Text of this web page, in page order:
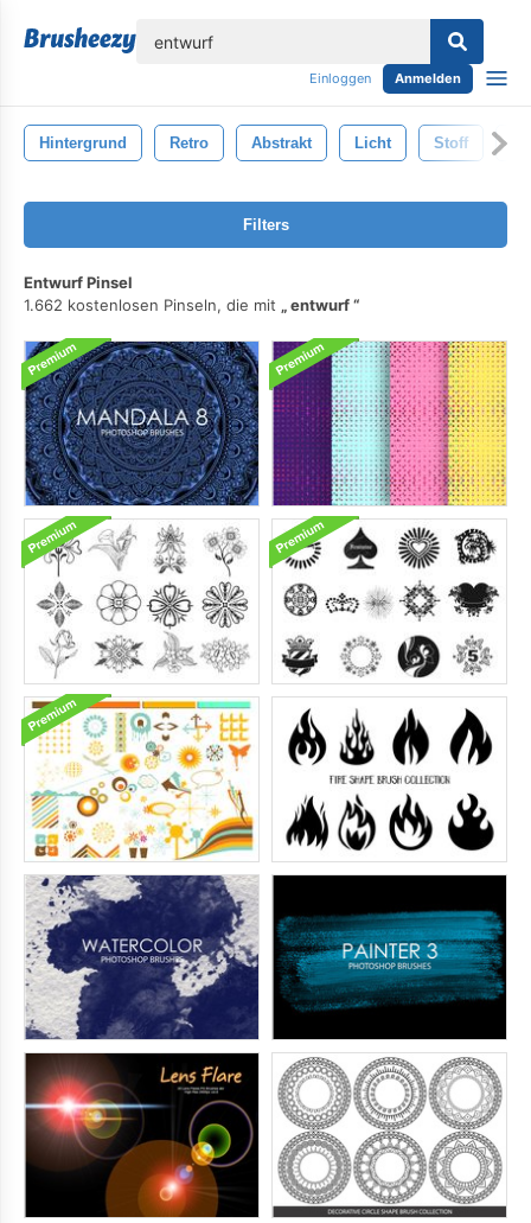
Einloggen Anmelden
Hintergrund Retro Abstrakt Licht Stoff
Filters
Entwurf Pinsel
1.662 kostenlosen Pinseln, die mit
entwurf